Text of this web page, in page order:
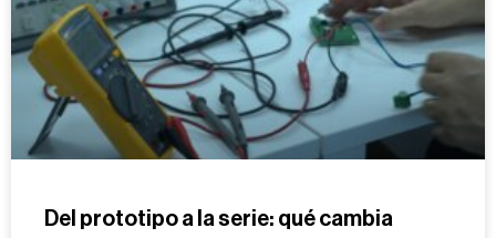
Del prototipo a la serie: qué cambia